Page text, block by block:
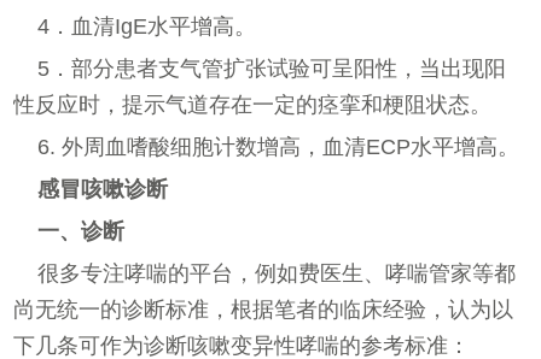
4．血清IgE水平增高。
5．部分患者支气管扩张试验可呈阳性，当出现阳
性反应时，提示气道存在一定的痉挛和梗阻状态。
6. 外周血嗜酸细胞计数增高，血清ECP水平增高。
感冒咳嗽诊断
一、诊断
很多专注哮喘的平台，例如费医生、哮喘管家等都
尚无统一的诊断标准，根据笔者的临床经验，认为以
下几条可作为诊断咳嗽变异性哮喘的参考标准：